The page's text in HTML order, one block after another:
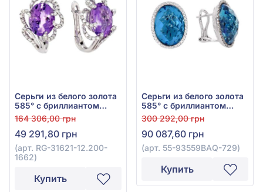
Серьги из белого золота
585° с бриллиантом
0,36ct и аметистом 4,4ct,
арт. RG-31621-12.200-
1662
164 306,00 грн
49 291,80 грн
(арт. RG-31621-12.200-
1662)
Купить
Серьги из белого золота
585° с бриллиантом
0,25ct и топазом Swiss
Blue 23,56ct, арт. 55-
93559ВАQ-729
300 292,00 грн
90 087,60 грн
(арт. 55-93559ВАQ-729)
Купить